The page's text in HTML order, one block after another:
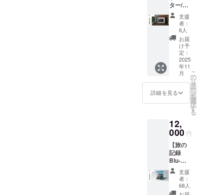
イズ：
S/M/L/X
Lからお
選びく
ださ
い。 ※
発送予
定日は
目安で
あり前
後する
場合が
ターと
してお
名前を
クレ
ジット
表記さ
せてい
ただき
ます。
・掲載
期間：
応募順
ロジェ
クト終
了まで
掲載予
定 ・掲
載方
法：文
字のみ
(サイズ
ター/A3
】
TAKEが
旅中で
撮影し
ショッ
トの中
から厳
選した
ポス
ター ※
ポス
ター内
任せと
なりま
す ※額
縁は含
まれま
せん ※
発送予
定日は
目安で
あり前
支援
者：
6人
お届
け予
定：
2025
年11
月
詳細を見る
こ
の
リ
タ
ー
ン
を
選
択
す
る
12,
000 円
【旅の
記録
Blu-
ray】
百名山
の旅を
凝縮し
支援
者：
68人